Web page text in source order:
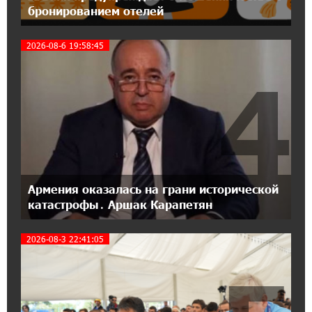
День благодарности клиентам в Ванадзоре:
IDBank
17:07:36 11-07-2026
Пашинян замотивирован уничтожить
Армению․ Аршак Карапетян
14:27:40 11-07-2026
«Мой лес Армения» — бенефициар
инициативы «Сила одного драма» в июле
12:56:04 11-07-2026
Станьте акционером Юнибанка и
воспользуйтесь выгодным инвестиционным
бронированием отелей
2026-08-6 19:58:45
Армения оказалась на грани исторической
катастрофы․ Аршак Карапетян
4
2026-08-3 22:41:05